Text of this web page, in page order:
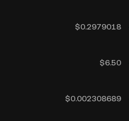
$0.2979018
$6.50
$0.002308689